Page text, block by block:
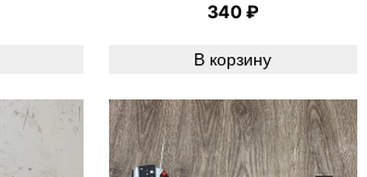
340₽
В корзину